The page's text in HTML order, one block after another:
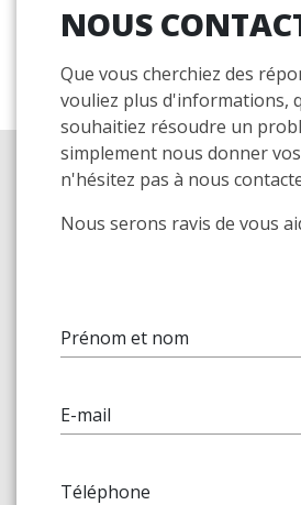
NOUS
Que vous cherchiez des
vouliez plus d'informations,
souhaitiez résoudre un
simplement nous donner
n'hésitez pas à nous
Nous serons ravis de vous
Prénom et nom
E-mail
Téléphone